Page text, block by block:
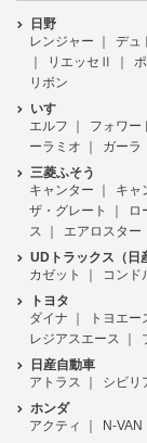
日野
レンジャー
デュ
リエッセⅡ
リボン
いすゞ
エルフ
フォワー
ーラミオ
ガーラ
三菱ふそう
キャンター
キャ
ザ・グレート
ロ
ス
エアロスター
UDトラックス（日
カゼット
コンド
トヨタ
ダイナ
トヨエー
レジアスエース
日産自動車
アトラス
シビリ
ホンダ
アクティ
N-VAN